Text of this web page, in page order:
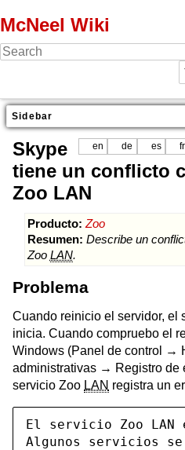
McNeel Wiki
Sidebar
en de es fr
Skype
tiene un conflicto
Zoo LAN
Producto: Zoo
Resumen: Describe un
Zoo LAN.
Problema
Cuando reinicio el servidor, el
inicia. Cuando compruebo el
Windows (Panel de control →
administrativas → Registro de
servicio Zoo LAN registra un
El servicio Zoo
Algunos servicios